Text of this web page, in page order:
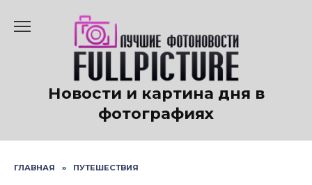
содержанию
Новости и картина дня в
фотографиях
ГЛАВНАЯ » ПУТЕШЕСТВИЯ